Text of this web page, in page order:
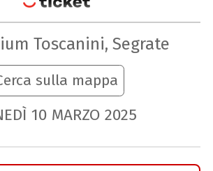
Toscanini, Segrate
sulla mappa
10 MARZO 2025